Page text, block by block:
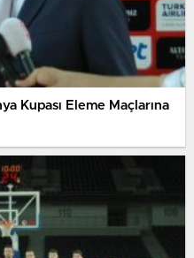
Kupası Eleme Maçlarına